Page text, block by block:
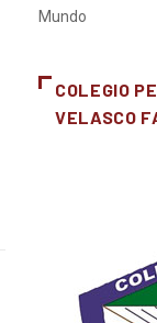
Mundo
COLEGIO
VELASCO